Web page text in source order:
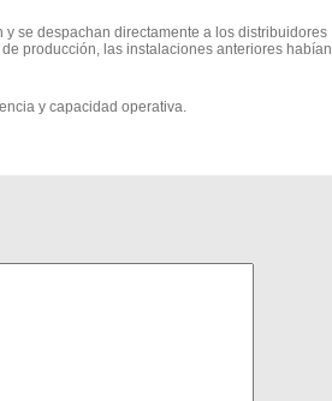
se despachan directamente a los distribuidores
producción, las instalaciones anteriores habían
y capacidad operativa.